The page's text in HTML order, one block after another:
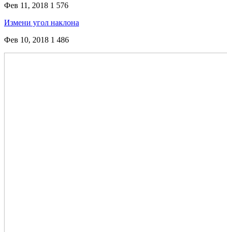
Фев 11, 2018 1 576
Измени угол наклона
Фев 10, 2018 1 486